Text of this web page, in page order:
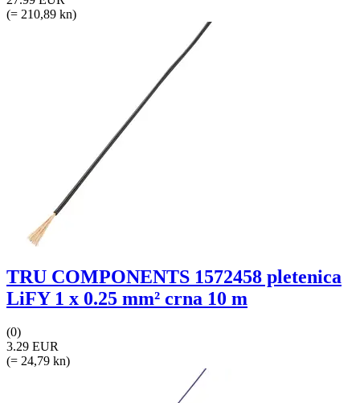
(= 210,89 kn)
TRU COMPONENTS 1572458 pletenica
LiFY 1 x 0.25 mm² crna 10 m
(0)
3.29 EUR
(= 24,79 kn)